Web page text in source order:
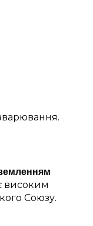
високим
Союзу.